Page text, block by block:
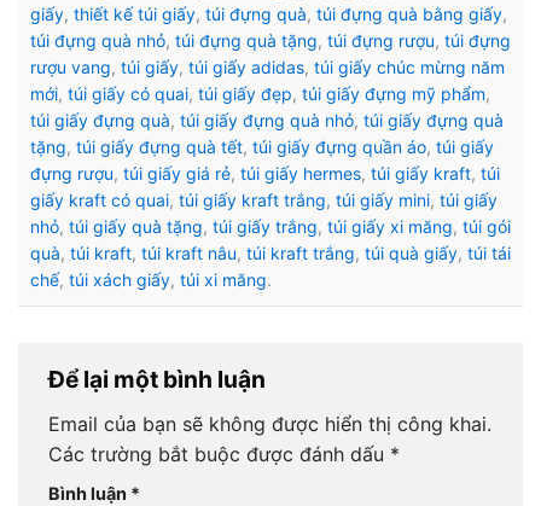
giấy, thiết kế túi giấy, túi đựng quà, túi đựng quà bằng giấy,
túi đựng quà nhỏ, túi đựng quà tặng, túi đựng rượu, túi đựng
rượu vang, túi giấy, túi giấy adidas, túi giấy chúc mừng năm
mới, túi giấy có quai, túi giấy đẹp, túi giấy đựng mỹ phẩm,
túi giấy đựng quà, túi giấy đựng quà nhỏ, túi giấy đựng quà
tặng, túi giấy đựng quà tết, túi giấy đựng quần áo, túi giấy
đựng rượu, túi giấy giá rẻ, túi giấy hermes, túi giấy kraft, túi
giấy kraft có quai, túi giấy kraft trắng, túi giấy mini, túi giấy
nhỏ, túi giấy quà tặng, túi giấy trắng, túi giấy xi măng, túi gói
quà, túi kraft, túi kraft nâu, túi kraft trắng, túi quà giấy, túi tái
chế, túi xách giấy, túi xi măng.
Để lại một bình luận
Email của bạn sẽ không được hiển thị công khai.
Các trường bắt buộc được đánh dấu *
Bình luận *